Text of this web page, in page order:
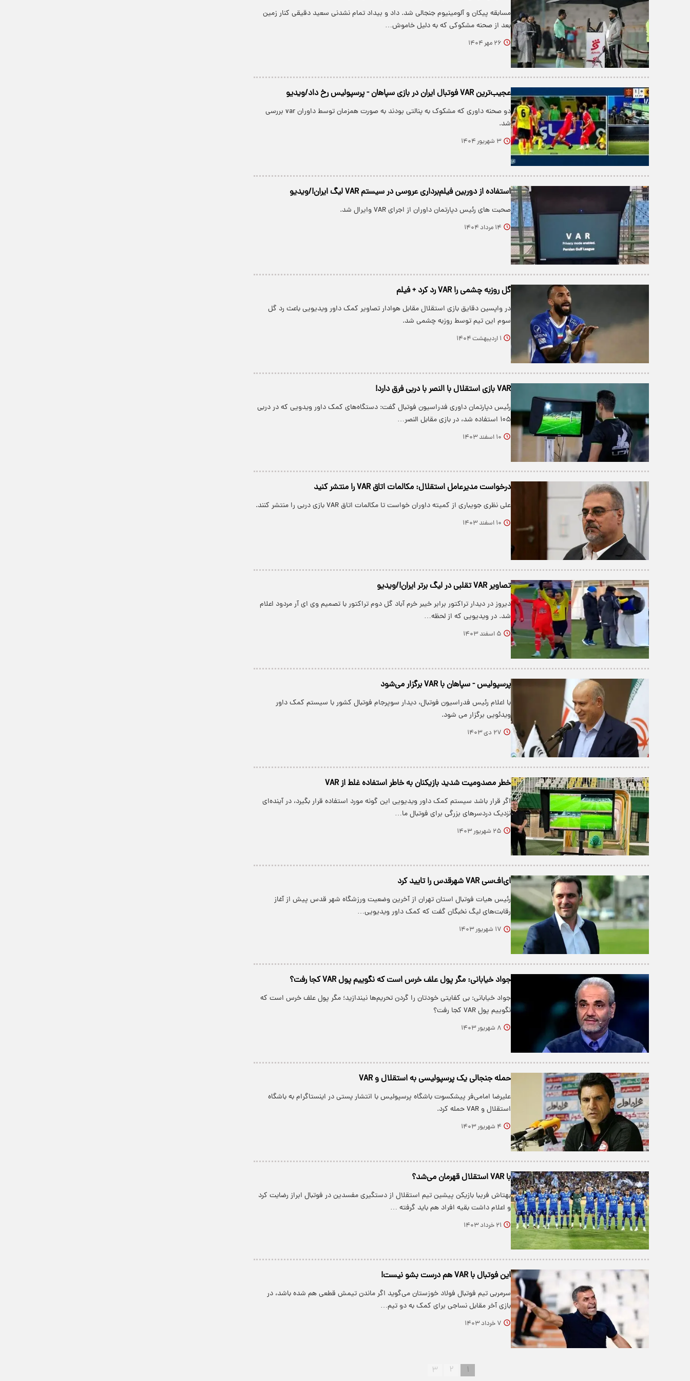
مسابقه پیکان و آلومینیوم جنجالی شد. داد و بیداد تمام نشدنی سعید دقیقی کنار زمین
بعد از صحنه مشکوکی که به دلیل خاموش…
۲۶ مهر ۱۴۰۴
عجیب‌ترین VAR فوتبال ایران در بازی سپاهان - پرسپولیس رخ داد/ویدیو
دو صحنه داوری که مشکوک به پنالتی بودند به صورت همزمان توسط داوران var بررسی
شد.
۳ شهریور ۱۴۰۴
استفاده از دوربین فیلم‌برداری عروسی در سیستم VAR لیگ ایران!/ویدیو
صحبت های رئیس دپارتمان داوران از اجرای VAR وایرال شد.
۱۴ مرداد ۱۴۰۴
گل روزبه چشمی را VAR رد کرد + فیلم
در واپسین دقایق بازی استقلال مقابل هوادار تصاویر کمک داور ویدیویی باعث رد گل
سوم این تیم توسط روزبه چشمی شد.
۱ اردیبهشت ۱۴۰۴
VAR بازی استقلال با النصر با دربی فرق دارد!
رئیس دپارتمان داوری فدراسیون فوتبال گفت: دستگاه‌های کمک داور ویدویی که در دربی
۱۰۵ استفاده شد، در بازی مقابل النصر…
۱۰ اسفند ۱۴۰۳
درخواست مدیرعامل استقلال: مکالمات اتاق VAR را منتشر کنید
علی نظری جویباری از کمیته داوران خواست تا مکالمات اتاق VAR بازی دربی را منتشر کنند.
۱۰ اسفند ۱۴۰۳
تصاویر VAR تقلبی در لیگ برتر ایران!/ویدیو
دیروز در دیدار تراکتور برابر خیبر خرم ‌آباد گل دوم تراکتور با تصمیم وی ای آر مردود اعلام
شد. در ویدیویی که از لحظه…
۵ اسفند ۱۴۰۳
پرسپولیس - سپاهان با VAR برگزار می‌شود
با اعلام رئیس فدراسیون فوتبال، دیدار سوپرجام فوتبال کشور با سیستم کمک داور
ویدئویی برگزار می شود.
۲۷ دی ۱۴۰۳
خطر مصدومیت شدید بازیکنان به خاطر استفاده غلط از VAR
اگر قرار باشد سیستم کمک داور ویدیویی این گونه مورد استفاده قرار بگیرد، در آینده‌ای
نزدیک دردسرهای بزرگی برای فوتبال ما…
۲۵ شهریور ۱۴۰۳
ای‌اف‌سی VAR شهرقدس را تایید کرد
رئیس هیات فوتبال استان تهران از آخرین وضعیت ورزشگاه شهر قدس پیش از آغاز
رقابت‌های لیگ نخبگان گفت که کمک داور ویدیویی…
۱۷ شهریور ۱۴۰۳
جواد خیابانی: مگر پول علف خرس است که نگوییم پول VAR کجا رفت؟
جواد خیابانی: بی کفایتی خودتان را گردن تحریم‌ها نیندازید؛ مگر پول علف خرس است که
نگوییم پول VAR کجا رفت؟
۸ شهریور ۱۴۰۳
حمله جنجالی یک پرسپولیسی به استقلال و VAR
علیرضا امامی‌فر پیشکسوت باشگاه پرسپولیس با انتشار پستی در اینستاگرام به باشگاه
استقلال و VAR حمله کرد.
۴ شهریور ۱۴۰۳
با VAR استقلال قهرمان می‌شد؟
بهتاش فریبا بازیکن پیشین تیم استقلال از دستگیری مفسدین در فوتبال ابراز رضایت کرد
و اعلام داشت بقیه افراد هم باید گرفته …
۲۱ خرداد ۱۴۰۳
این فوتبال با VAR هم درست بشو نیست!
سرمربی تیم فوتبال فولاد خوزستان می‌گوید اگر ماندن تیمش قطعی هم شده باشد، در
بازی آخر مقابل نساجی برای کمک به دو تیم…
۷ خرداد ۱۴۰۳
۱ ۲ ۳